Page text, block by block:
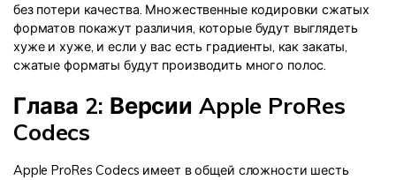
без потери качества. Множественные кодировки сжатых
форматов покажут различия, которые будут выглядеть
хуже и хуже, и если у вас есть градиенты, как закаты,
сжатые форматы будут производить много полос.
Глава 2: Версии Apple ProRes
Codecs
Apple ProRes Codecs имеет в общей сложности шесть